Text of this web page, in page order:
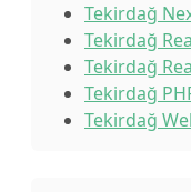
Tekirdağ
Tekirdağ
Tekirdağ
Tekirdağ
Tekirdağ